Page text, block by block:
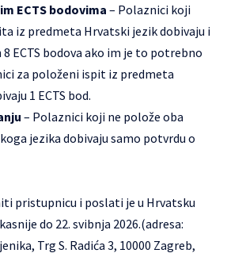
ECTS bodovima – Polaznici koji
iz predmeta Hrvatski jezik dobivaju i
ECTS bodova ako im je to potrebno
za položeni ispit iz predmeta
1 ECTS bod.
– Polaznici koji ne polože oba
jezika dobivaju samo potvrdu o
pristupnicu i poslati je u Hrvatsku
do 22. svibnja 2026.(adresa:
Trg S. Radića 3, 10000 Zagreb,